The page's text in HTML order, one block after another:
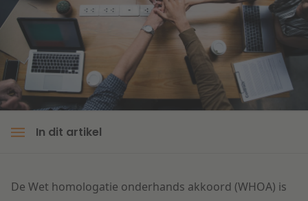
Onderwijs
In dit artikel
De Wet homologatie onderhands akkoord (WHOA) is